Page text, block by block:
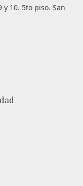
y 10. 5to piso. San